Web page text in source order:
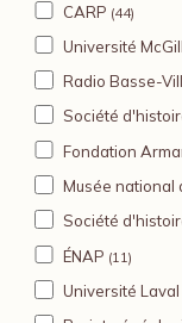
CARP (44)
Université McGill
Radio Basse-
Société
Fondation
Musée national
Société
ÉNAP (11)
Université Laval